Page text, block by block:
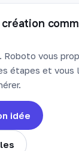
vous
étapes et vous
idée